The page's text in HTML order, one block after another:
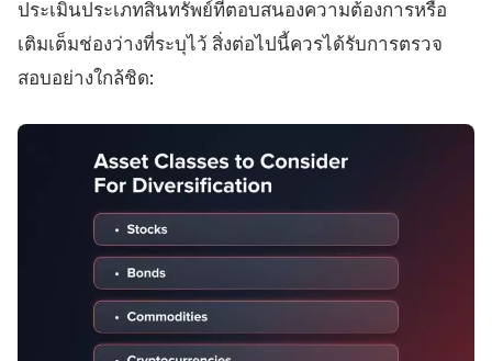
ประเมินประเภทสินทรัพย์ที่ตอบสนองความต้องการหรือ
เติมเต็มช่องว่างที่ระบุไว้ สิ่งต่อไปนี้ควรได้รับการตรวจ
สอบอย่างใกล้ชิด: